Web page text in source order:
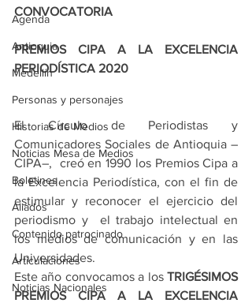
Agenda
Antioquia
Medellín
Personas y personajes
Historias de Medios
Noticias Mesa de Medios
Boletines
Aliados
Contenido patrocinado
Articulaciones
Noticias Nacionales
CONVOCATORIA
PREMIOS CIPA A LA EXCELENCIA
PERIODÍSTICA 2020
El Círculo de Periodistas y
Comunicadores Sociales de Antioquia –
CIPA–,  creó en 1990 los Premios Cipa a
la Excelencia Periodística, con el fin de
estimular y reconocer el ejercicio del
periodismo y  el trabajo intelectual en
los medios de comunicación y en las
Universidades.
Este año convocamos a los TRIGÉSIMOS
PREMIOS CIPA A LA EXCELENCIA